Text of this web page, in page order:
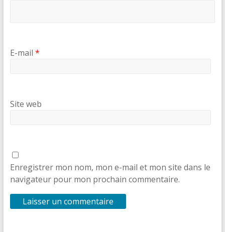
E-mail *
Site web
Enregistrer mon nom, mon e-mail et mon site dans le
navigateur pour mon prochain commentaire.